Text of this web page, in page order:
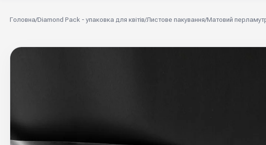
Головна/Diamond Pack - упаковка для квітів/Листове пакування/Матовий